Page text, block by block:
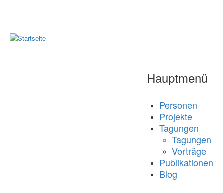
Hauptmenü
Personen
Projekte
Tagungen
Tagungen
Vorträge
Publikationen
Blog